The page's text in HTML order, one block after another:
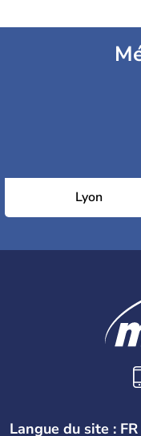
Lyon
Langue du site : FR